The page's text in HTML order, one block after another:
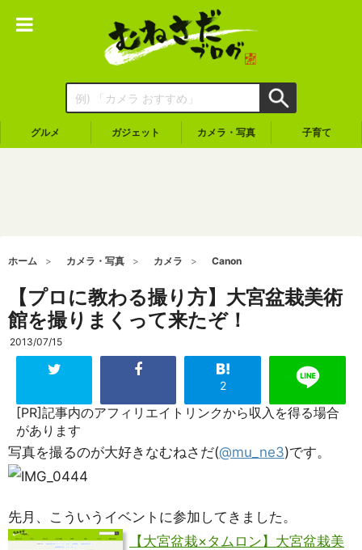
グルメ ガジェット カメラ・写真 子育て
ホーム カメラ・写真 カメラ Canon
【プロに教わる撮り方】大宮盆栽美術
館を撮りまくって来たぞ！
2013/07/15
2
[PR]記事内のアフィリエイトリンクから収入を得る場合
があります
写真を撮るのが大好きなむねさだ(@mu_ne3)です。
先月、こういうイベントに参加してきました。
【大宮盆栽×タムロン】大宮盆栽美